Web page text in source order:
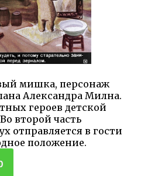
мишка, персонаж
Александра Милна.
героев детской
второй часть
отправляется в гости
положение.